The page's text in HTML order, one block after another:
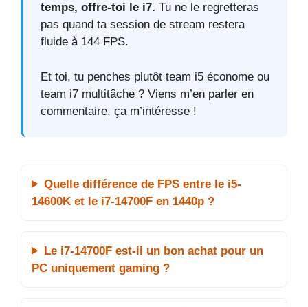
temps, offre‑toi le i7. Tu ne le regretteras
pas quand ta session de stream restera
fluide à 144 FPS.
Et toi, tu penches plutôt team i5 économe ou
team i7 multitâche ? Viens m’en parler en
commentaire, ça m’intéresse !
Quelle différence de FPS entre le i5-
14600K et le i7-14700F en 1440p ?
Le i7-14700F est-il un bon achat pour un
PC uniquement gaming ?